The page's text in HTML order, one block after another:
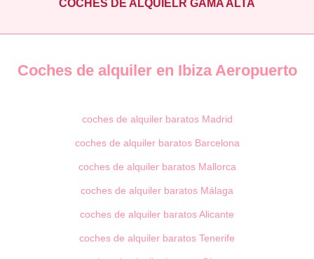
COCHES DE ALQUIELR GAMA ALTA
Coches de alquiler en Ibiza Aeropuerto
coches de alquiler baratos Madrid
coches de alquiler baratos Barcelona
coches de alquiler baratos Mallorca
coches de alquiler baratos Málaga
coches de alquiler baratos Alicante
coches de alquiler baratos Tenerife